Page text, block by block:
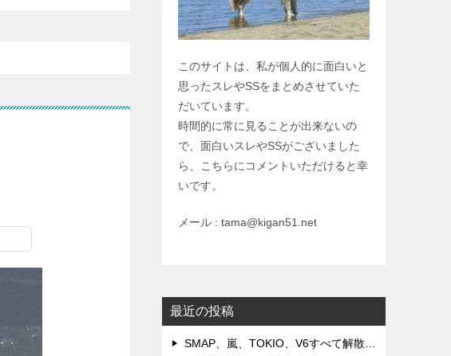
このサイトは、私が個人的に面白いと
思ったスレやSSをまとめさせていた
だいています。
時間的に常に見ることが出来ないの
で、面白いスレやSSがございました
ら、こちらにコメントいただけると幸
いです。
メール : tama@kigan51.net
最近の投稿
SMAP、嵐、TOKIO、V6すべて解散…